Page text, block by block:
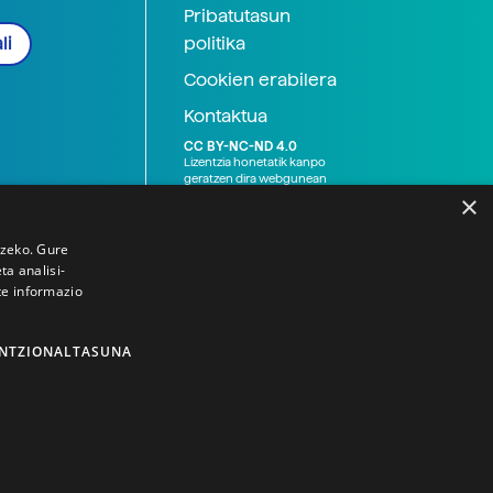
Pribatutasun
politika
Cookien erabilera
Kontaktua
CC BY-NC-ND 4.0
Lizentzia honetatik kanpo
geratzen dira webgunean
×
Gure
analisi-
informazio